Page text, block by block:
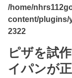
/home/
content/plugins/
2322
ピザを試
イパンが